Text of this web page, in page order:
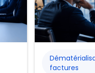
factures